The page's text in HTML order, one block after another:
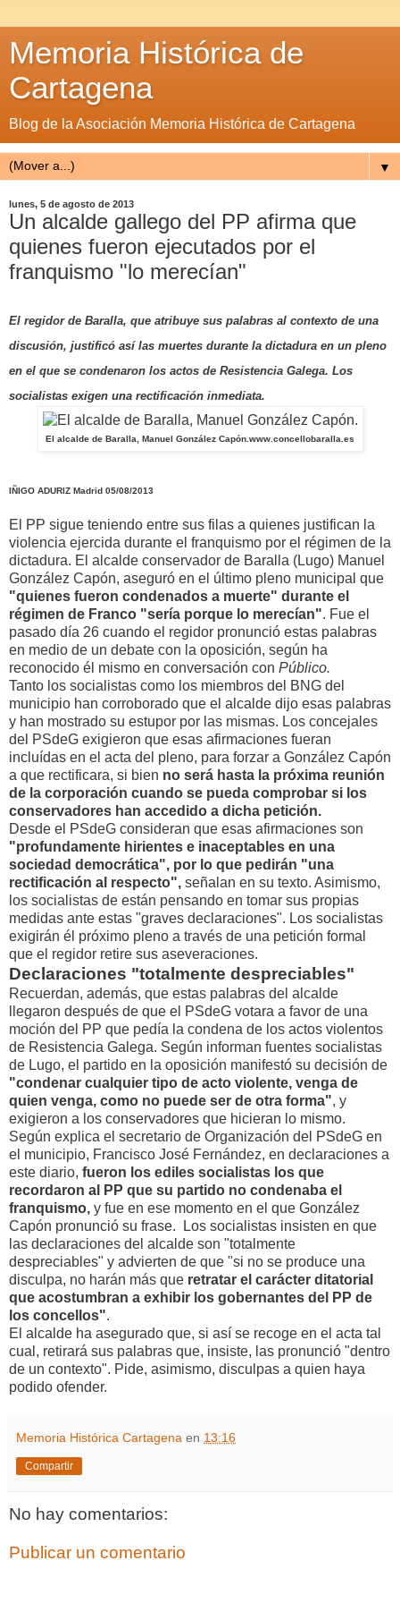
Memoria Histórica de
Cartagena
Blog de la Asociación Memoria Histórica de Cartagena
▼
lunes, 5 de agosto de 2013
Un alcalde gallego del PP afirma que
quienes fueron ejecutados por el
franquismo "lo merecían"
El regidor de Baralla, que atribuye sus palabras al contexto de una
discusión, justificó así las muertes durante la dictadura en un pleno
en el que se condenaron los actos de Resistencia Galega. Los
socialistas exigen una rectificación inmediata.
El alcalde de Baralla, Manuel González Capón. www.concellobaralla.es
IÑIGO ADURIZ Madrid 05/08/2013
El PP sigue teniendo entre sus filas a quienes justifican la
violencia ejercida durante el franquismo por el régimen de la
dictadura. El alcalde conservador de Baralla (Lugo) Manuel
González Capón, aseguró en el último pleno municipal que
"quienes fueron condenados a muerte" durante el
régimen de Franco "sería porque lo merecían". Fue el
pasado día 26 cuando el regidor pronunció estas palabras
en medio de un debate con la oposición, según ha
reconocido él mismo en conversación con Público.
Tanto los socialistas como los miembros del BNG del
municipio han corroborado que el alcalde dijo esas palabras
y han mostrado su estupor por las mismas. Los concejales
del PSdeG exigieron que esas afirmaciones fueran
incluídas en el acta del pleno, para forzar a González Capón
a que rectificara, si bien no será hasta la próxima reunión
de la corporación cuando se pueda comprobar si los
conservadores han accedido a dicha petición.
Desde el PSdeG consideran que esas afirmaciones son
"profundamente hirientes e inaceptables en una
sociedad democrática", por lo que pedirán "una
rectificación al respecto", señalan en su texto. Asimismo,
los socialistas de están pensando en tomar sus propias
medidas ante estas "graves declaraciones". Los socialistas
exigirán él próximo pleno a través de una petición formal
que el regidor retire sus aseveraciones.
Declaraciones "totalmente despreciables"
Recuerdan, además, que estas palabras del alcalde
llegaron después de que el PSdeG votara a favor de una
moción del PP que pedía la condena de los actos violentos
de Resistencia Galega. Según informan fuentes socialistas
de Lugo, el partido en la oposición manifestó su decisión de
"condenar cualquier tipo de acto violente, venga de
quien venga, como no puede ser de otra forma", y
exigieron a los conservadores que hicieran lo mismo.
Según explica el secretario de Organización del PSdeG en
el municipio, Francisco José Fernández, en declaraciones a
este diario, fueron los ediles socialistas los que
recordaron al PP que su partido no condenaba el
franquismo, y fue en ese momento en el que González
Capón pronunció su frase. Los socialistas insisten en que
las declaraciones del alcalde son "totalmente
despreciables" y advierten de que "si no se produce una
disculpa, no harán más que retratar el carácter ditatorial
que acostumbran a exhibir los gobernantes del PP de
los concellos".
El alcalde ha asegurado que, si así se recoge en el acta tal
cual, retirará sus palabras que, insiste, las pronunció "dentro
de un contexto". Pide, asimismo, disculpas a quien haya
podido ofender.
Memoria Histórica Cartagena en 13:16
Compartir
No hay comentarios:
Publicar un comentario